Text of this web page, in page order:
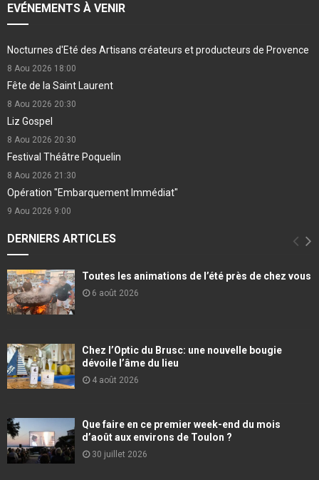
EVÉNEMENTS À VENIR
Nocturnes d'Eté des Artisans créateurs et producteurs de Provence
8 Aou 2026 18:00
Fête de la Saint Laurent
8 Aou 2026 20:30
Liz Gospel
8 Aou 2026 20:30
Festival Théâtre Poquelin
8 Aou 2026 21:30
Opération "Embarquement Immédiat"
9 Aou 2026 9:00
DERNIERS ARTICLES
Toutes les animations de l’été près de chez vous
6 août 2026
Chez l’Optic du Brusc: une nouvelle bougie
dévoile l’âme du lieu
4 août 2026
Que faire en ce premier week-end du mois
d’août aux environs de Toulon ?
30 juillet 2026